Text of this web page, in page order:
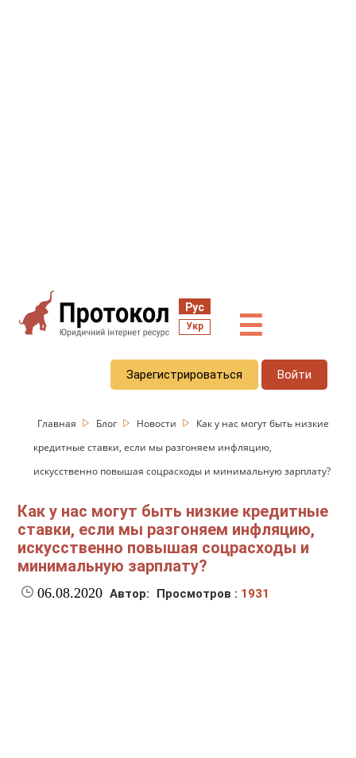
Рус
Укр ☰
Зарегистрироваться Войти
Главная Блог Новости
Как у нас могут быть низкие
кредитные ставки, если мы разгоняем инфляцию,
искусственно повышая соцрасходы и минимальную зарплату?
Как у нас могут быть низкие кредитные
ставки, если мы разгоняем инфляцию,
искусственно повышая соцрасходы и
минимальную зарплату?
06.08.2020 Автор: Просмотров : 1931